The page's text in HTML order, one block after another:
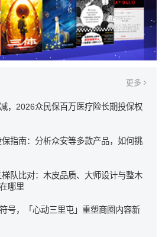
更多
，2026众民保百万医疗险长期投保权
众民保2026臻选版，重点梳理其极宽
院康复责任，以及长期持有可获的免
等相伴权益，以期为不...…
指南：分析众安等多款产品，如何挑
热门运动险的理赔细则进行了深度梳
心，在运动时多一份安心。…
队比对：木皮品质、大师设计与整木
哪里
设计+德国品质”定位中高端，图森则
。…
号，「心动三里屯」重塑商圈内容新